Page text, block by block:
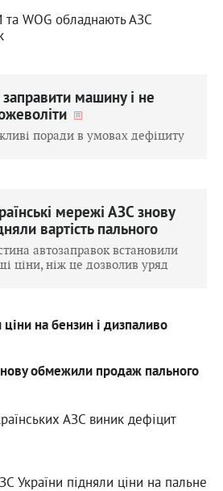
WOG обладнають АЗС
машину і не
поради в умовах дефіциту
мережі АЗС знову
вартість пального
автозаправок встановили
ціни, ніж це дозволив уряд
на бензин і дизпаливо
обмежили продаж пального
АЗС виник дефіцит
України підняли ціни на пальне